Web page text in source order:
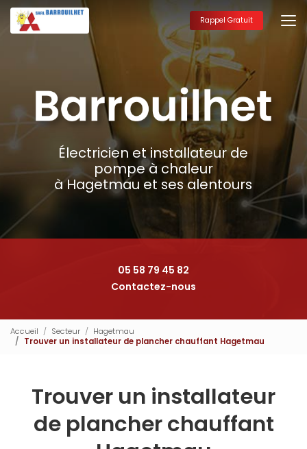
Aller
contenu
Rappel Gratuit
Électricien et installateur de
pompe à chaleur
à Hagetmau et ses alentours
05 58 79 45 82
Contactez-nous
Accueil Secteur
Hagetmau
Trouver un installateur de plancher chauffant Hagetmau
Trouver un installateur
de plancher chauffant